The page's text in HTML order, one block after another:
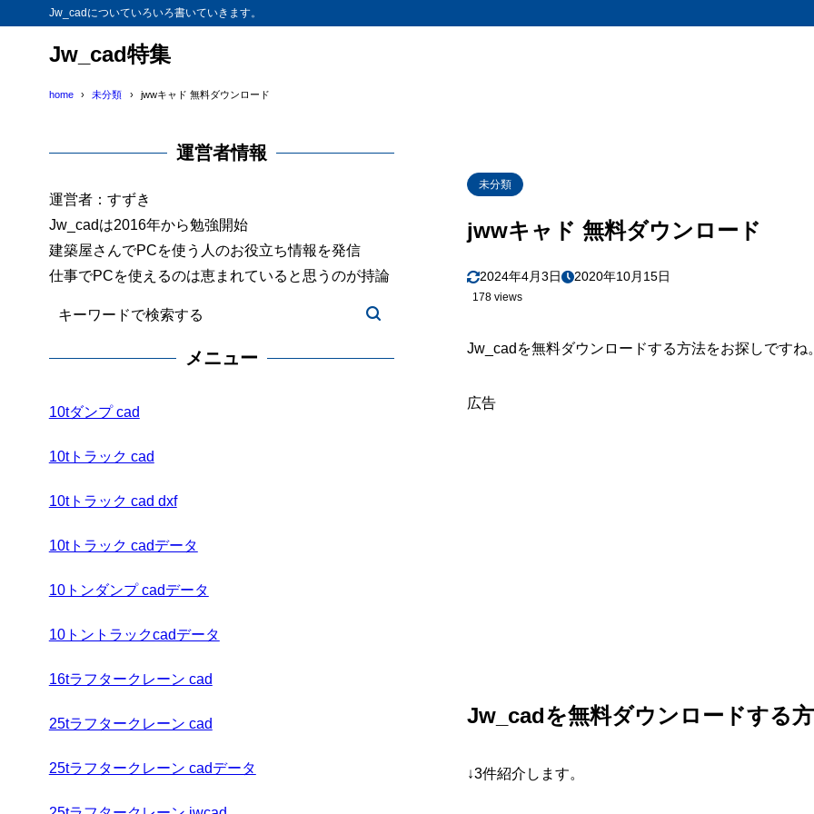
Jw_cadについていろいろ書いていきます。
Jw_cad特集
home 未分類 jwwキャド 無料ダウンロード
未分類
jwwキャド 無料ダウンロード
2024年4月3日 2020年10月15日
178 views
Jw_cadを無料ダウンロードする方法をお探しですね
広告
Jw_cadを無料ダウンロードする
↓3件紹介します。
運営者情報
運営者：すずき
Jw_cadは2016年から勉強開始
建築屋さんでPCを使う人のお役立ち情報を発信
仕事でPCを使えるのは恵まれていると思うのが持論
メニュー
10tダンプ cad
10tトラック cad
10tトラック cad dxf
10tトラック cadデータ
10トンダンプ cadデータ
10トントラックcadデータ
16tラフタークレーン cad
25tラフタークレーン cad
25tラフタークレーン cadデータ